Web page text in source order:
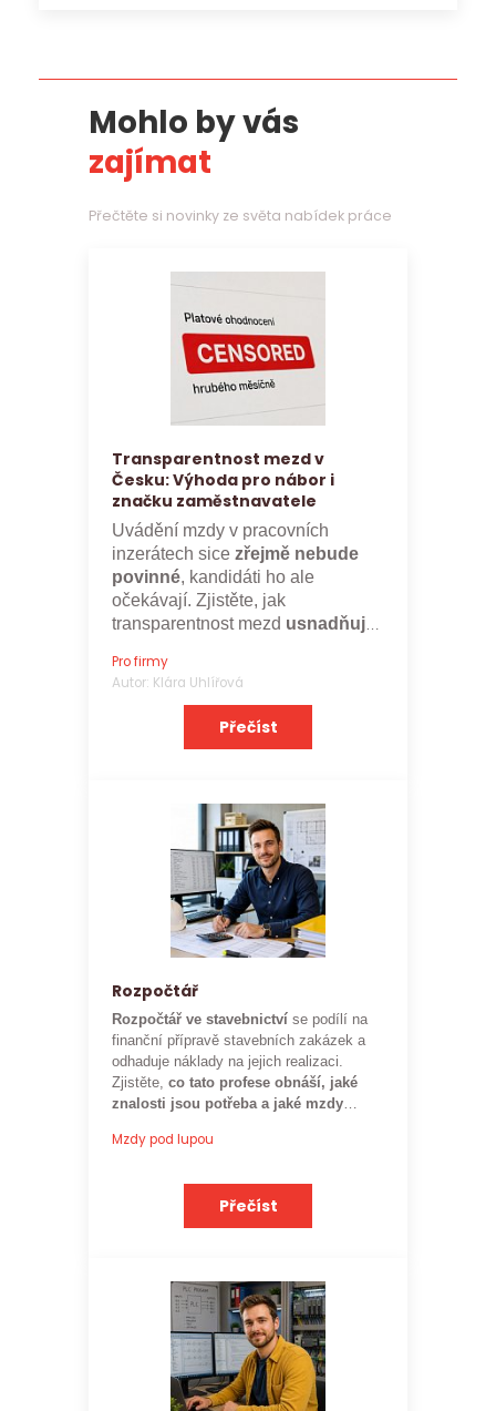
Mohlo by vás
zajímat
Přečtěte si novinky ze světa nabídek práce
Transparentnost mezd v
Česku: Výhoda pro nábor i
značku zaměstnavatele
Uvádění mzdy v pracovních
inzerátech sice zřejmě nebude
povinné, kandidáti ho ale
očekávají. Zjistěte, jak
transparentnost mezd usnadňuje
zaměstnavatele.
Pro firmy
Autor: Klára Uhlířová
Přečíst
Rozpočtář
Rozpočtář ve stavebnictví se podílí na
finanční přípravě stavebních zakázek a
odhaduje náklady na jejich realizaci.
Zjistěte, co tato profese obnáší, jaké
znalosti jsou potřeba a jaké mzdy
očekávat.
Mzdy pod lupou
Přečíst